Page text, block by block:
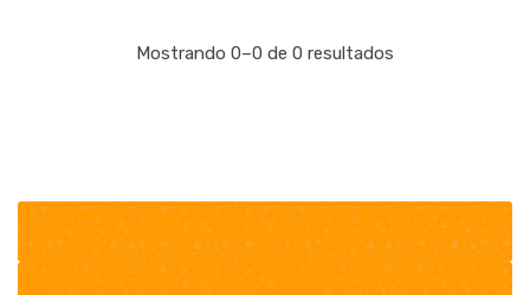
Mostrando 0–0 de 0 resultados